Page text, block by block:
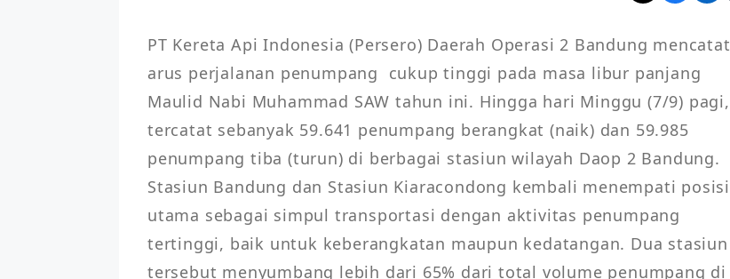
PT Kereta Api Indonesia (Persero) Daerah Operasi 2 Bandung mencatat
arus perjalanan penumpang  cukup tinggi pada masa libur panjang
Maulid Nabi Muhammad SAW tahun ini. Hingga hari Minggu (7/9) pagi,
tercatat sebanyak 59.641 penumpang berangkat (naik) dan 59.985
penumpang tiba (turun) di berbagai stasiun wilayah Daop 2 Bandung.
Stasiun Bandung dan Stasiun Kiaracondong kembali menempati posisi
utama sebagai simpul transportasi dengan aktivitas penumpang
tertinggi, baik untuk keberangkatan maupun kedatangan. Dua stasiun
tersebut menyumbang lebih dari 65% dari total volume penumpang di